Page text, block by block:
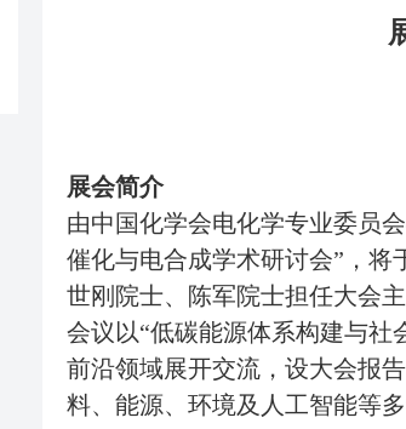
展会简介
由中国化学会电化学专业委员
催化与电合成学术研讨会”，将
世刚院士、陈军院士担任大会
会议以“低碳能源体系构建与
前沿领域展开交流，设大会报
料、能源、环境及人工智能等